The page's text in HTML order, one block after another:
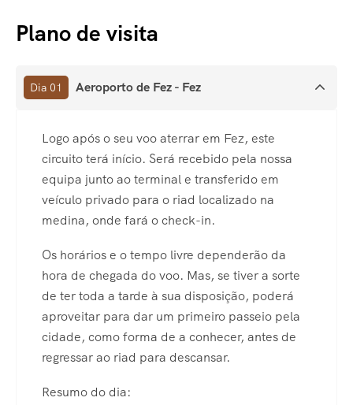
Plano de visita
Dia 01 Aeroporto de Fez - Fez
Logo após o seu voo aterrar em Fez, este
circuito terá início. Será recebido pela nossa
equipa junto ao terminal e transferido em
veículo privado para o riad localizado na
medina, onde fará o check-in.
Os horários e o tempo livre dependerão da
hora de chegada do voo. Mas, se tiver a sorte
de ter toda a tarde à sua disposição, poderá
aproveitar para dar um primeiro passeio pela
cidade, como forma de a conhecer, antes de
regressar ao riad para descansar.
Resumo do dia: